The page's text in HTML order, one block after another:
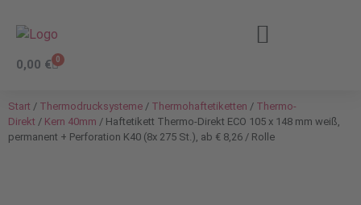
0,00 € 0
Start / Thermodrucksysteme / Thermohaftetiketten / Thermo-
Direkt / Kern 40mm / Haftetikett Thermo-Direkt ECO 105 x 148 mm weiß,
permanent + Perforation K40 (8x 275 St.), ab € 8,26 / Rolle